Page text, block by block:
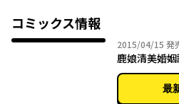
彦。幾多の困難にぶつかりながら、
う、これは、世にも珍しい“鹿の嫁入
コミックス情報
2015/04/15 発
鹿娘清美婚
最